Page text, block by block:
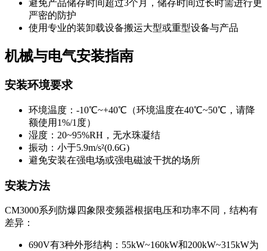
避免产品储存时间超过3个月，储存时间过长时需进行更
严密的防护
使用专业的装卸载设备搬运大型或重型设备与产品
机械与电气安装指南
安装环境要求
环境温度：-10℃~+40℃（环境温度在40℃~50℃，请降
额使用1%/1度）
湿度：20~95%RH，无水珠凝结
振动：小于5.9m/s²(0.6G)
避免安装在强电场或强电磁波干扰的场所
安装方法
CM3000系列防爆四象限变频器根据电压和功率不同，结构有
差异：
690V有3种外形结构：55kW~160kW和200kW~315kW为